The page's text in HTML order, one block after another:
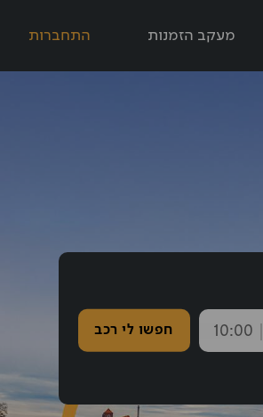
מעקב הזמנות התחברות
endTime
חפשו לי רכב